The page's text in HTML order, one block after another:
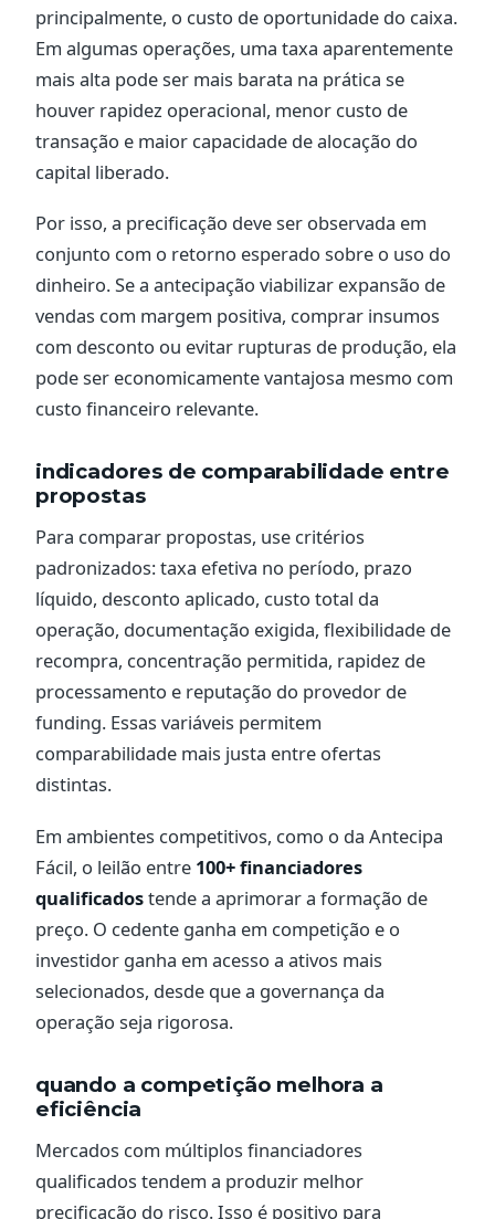
principalmente, o custo de oportunidade do caixa.
Em algumas operações, uma taxa aparentemente
mais alta pode ser mais barata na prática se
houver rapidez operacional, menor custo de
transação e maior capacidade de alocação do
capital liberado.
Por isso, a precificação deve ser observada em
conjunto com o retorno esperado sobre o uso do
dinheiro. Se a antecipação viabilizar expansão de
vendas com margem positiva, comprar insumos
com desconto ou evitar rupturas de produção, ela
pode ser economicamente vantajosa mesmo com
custo financeiro relevante.
indicadores de comparabilidade entre
propostas
Para comparar propostas, use critérios
padronizados: taxa efetiva no período, prazo
líquido, desconto aplicado, custo total da
operação, documentação exigida, flexibilidade de
recompra, concentração permitida, rapidez de
processamento e reputação do provedor de
funding. Essas variáveis permitem
comparabilidade mais justa entre ofertas
distintas.
Em ambientes competitivos, como o da Antecipa
Fácil, o leilão entre 100+ financiadores
qualificadostende a aprimorar a formação de
preço. O cedente ganha em competição e o
investidor ganha em acesso a ativos mais
selecionados, desde que a governança da
operação seja rigorosa.
quando a competição melhora a
eficiência
Mercados com múltiplos financiadores
qualificados tendem a produzir melhor
precificação do risco. Isso é positivo para